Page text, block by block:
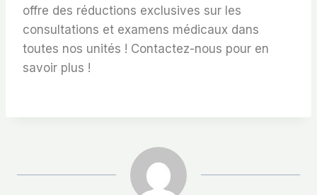
offre des réductions exclusives sur les
consultations et examens médicaux dans
toutes nos unités ! Contactez-nous pour en
savoir plus !